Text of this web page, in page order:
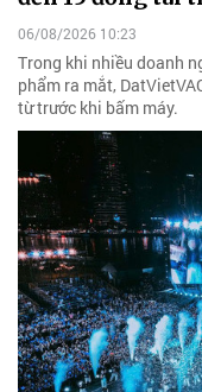
06/08/2026 10:23
Trong khi nhiều doanh
phẩm ra mắt,
từ trước khi bấm máy.